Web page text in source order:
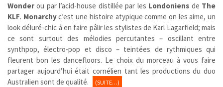
Wonder ou par l’acid-house distillée par les Londoniens de The
KLF. Monarchyc’est une histoire atypique comme on les aime, un
look déluré-chic à en faire pâlir les stylistes de Karl Lagarfield; mais
ce sont surtout des mélodies percutantes – oscillant entre
synthpop, électro-pop et disco – teintées de rythmiques qui
fleurent bon les dancefloors. Le choix du morceau à vous faire
partager aujourd’hui était cornélien tant les productions du duo
Australien sont de qualité.
(SUITE…)